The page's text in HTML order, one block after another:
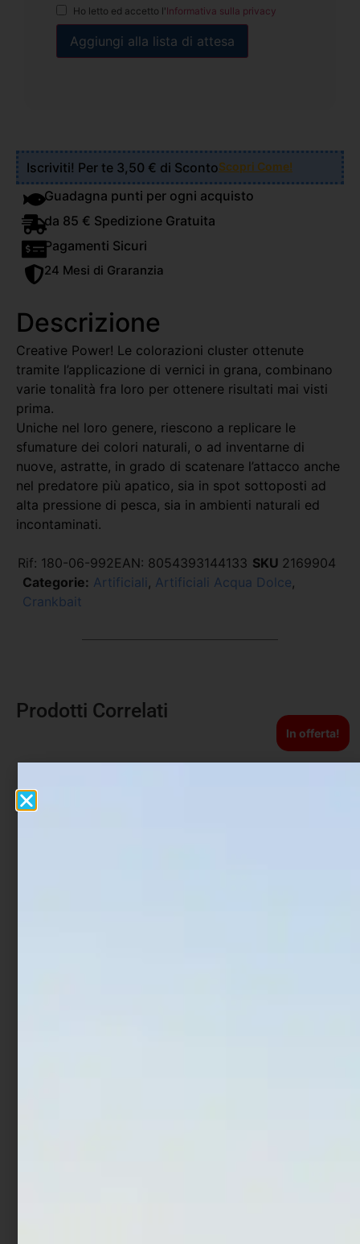
Ho letto ed accetto l'Informativa sulla privacy
Iscriviti! Per te 3,50 € di ScontoScopri Come!
Guadagna punti per ogni acquisto
da 85 € Spedizione Gratuita
Pagamenti Sicuri
24 Mesi di Graranzia
Descrizione
Creative Power! Le colorazioni cluster ottenute
tramite l’applicazione di vernici in grana, combinano
varie tonalità fra loro per ottenere risultati mai visti
prima.
Uniche nel loro genere, riescono a replicare le
sfumature dei colori naturali, o ad inventarne di
nuove, astratte, in grado di scatenare l’attacco anche
nel predatore più apatico, sia in spot sottoposti ad
alta pressione di pesca, sia in ambienti naturali ed
incontaminati.
Rif: 180-06-992EAN: 8054393144133 SKU 2169904
Categorie: Artificiali , Artificiali Acqua Dolce,
Crankbait
Prodotti Correlati
In offerta!